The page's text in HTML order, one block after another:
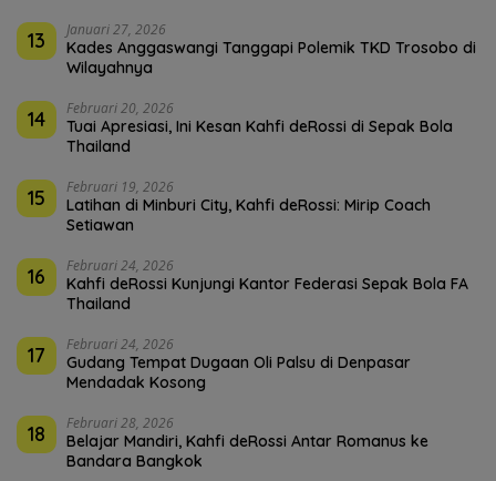
13 Januari 27, 2026
Kades Anggaswangi Tanggapi Polemik TKD Trosobo di
Wilayahnya
14 Februari 20, 2026
Tuai Apresiasi, Ini Kesan Kahfi deRossi di Sepak Bola
Thailand
15 Februari 19, 2026
Latihan di Minburi City, Kahfi deRossi: Mirip Coach
Setiawan
16 Februari 24, 2026
Kahfi deRossi Kunjungi Kantor Federasi Sepak Bola FA
Thailand
17 Februari 24, 2026
Gudang Tempat Dugaan Oli Palsu di Denpasar
Mendadak Kosong
18 Februari 28, 2026
Belajar Mandiri, Kahfi deRossi Antar Romanus ke
Bandara Bangkok